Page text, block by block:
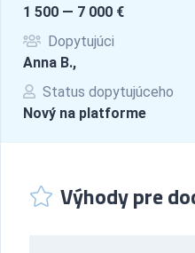
1 500 — 7 000 €
Dopytujúci
Anna B.,
Status dopytujúceho
Nový na platforme
Výhody pre